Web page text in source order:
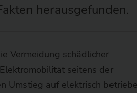
herausgefunden.
Vermeidung schädlicher
seitens der
Umstieg auf elektrisch